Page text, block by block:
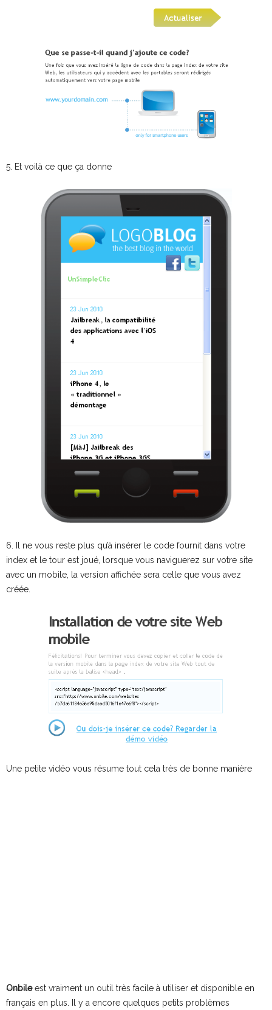
5. Et voilà ce que ça donne
6. Il ne vous reste plus qu’à insérer le code fournit dans votre
index et le tour est joué, lorsque vous naviguerez sur votre site
avec un mobile, la version affichée sera celle que vous avez
créée.
Une petite vidéo vous résume tout cela très de bonne manière
Onbile est vraiment un outil très facile à utiliser et disponible en
français en plus. Il y a encore quelques petits problèmes